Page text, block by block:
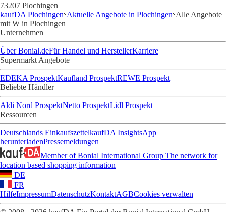
73207 Plochingen
kaufDA Plochingen Aktuelle Angebote in Plochingen Alle Angebote
mit W in Plochingen
Unternehmen
Über Bonial.deFür Handel und HerstellerKarriere
Supermarkt Angebote
EDEKA ProspektKaufland ProspektREWE Prospekt
Beliebte Händler
Aldi Nord ProspektNetto ProspektLidl Prospekt
Ressourcen
Deutschlands EinkaufszettelkaufDA InsightsApp
herunterladenPressemeldungen
Member of Bonial International Group The network for
location based shopping information
DE
FR
HilfeImpressumDatenschutzKontaktAGBCookies verwalten